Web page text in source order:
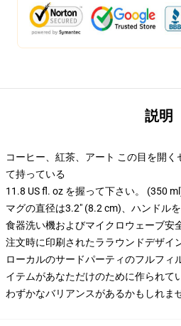
説明
コーヒー、紅茶、アート この目を開
て持っている
11.8 US fl. oz を握って下さい。 (350
マグの直径は3.2" (8.2 cm)、ハンドル
食器洗い機およびマイクロウェーブ安
注文時に印刷されたララウンドデザイ
ローカルのサードパーティのフルフィ
イテムがあなただけのために作られて
わずかなバリアンスがあるかもしれま